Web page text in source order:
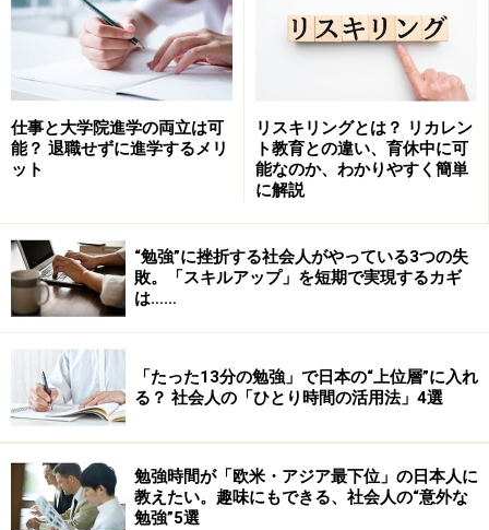
仕事と大学院進学の両立は可
能？ 退職せずに進学するメリ
ット
リスキリングとは？ リカレン
ト教育との違い、育休中に可
能なのか、わかりやすく簡単
に解説
“勉強”に挫折する社会人がやっている3つの失
敗。「スキルアップ」を短期で実現するカギ
は……
「たった13分の勉強」で日本の“上位層”に入れ
る？ 社会人の「ひとり時間の活用法」4選
勉強時間が「欧米・アジア最下位」の日本人に
教えたい。趣味にもできる、社会人の“意外な
勉強”5選